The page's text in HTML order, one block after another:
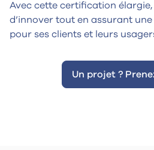
Avec cette certification
d’innover tout en assurant
pour ses clients et leurs
Un projet ?